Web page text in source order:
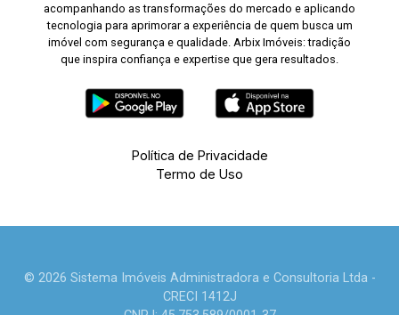
acompanhando as transformações do mercado e aplicando
tecnologia para aprimorar a experiência de quem busca um
imóvel com segurança e qualidade. Arbix Imóveis: tradição
que inspira confiança e expertise que gera resultados.
Política de Privacidade
Termo de Uso
© 2026 Sistema Imóveis Administradora e Consultoria Ltda -
CRECI 1412J